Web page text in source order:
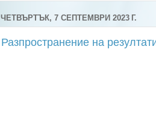
ЧЕТВЪРТЪК, 7 СЕПТЕМВРИ 2023 Г.
Разпространение на